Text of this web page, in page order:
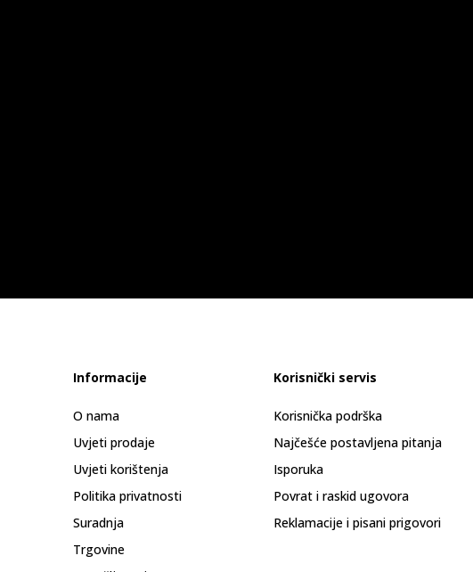
Informacije
O nama
Uvjeti prodaje
Uvjeti korištenja
Politika privatnosti
Suradnja
Trgovine
Korisnički servis
Korisnička podrška
Najčešće postavljena pitanja
Isporuka
Povrat i raskid ugovora
Reklamacije i pisani prigovori